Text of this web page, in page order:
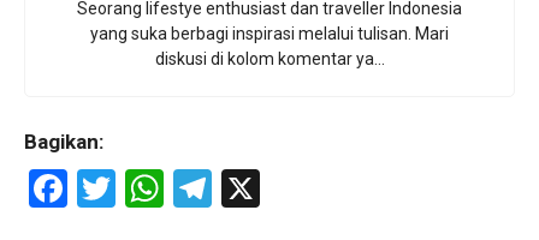
Seorang lifestye enthusiast dan traveller Indonesia
yang suka berbagi inspirasi melalui tulisan. Mari
diskusi di kolom komentar ya...
Bagikan:
F
T
W T